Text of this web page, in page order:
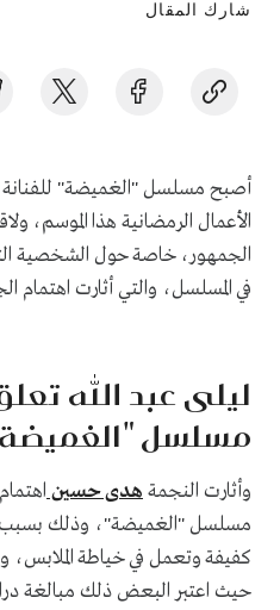
شارك المقال
أصبح مسلسل "الغميضة"
الأعمال الرمضانية هذا الموسم،
الجمهور، خاصة حول الشخصية
في المسلسل، والتي أثارت اهتمام
ليلى عبد الله
مسلسل
وأثارت النجمة هدى حسين
مسلسل "الغميضة"، وذلك
كفيفة وتعمل في خياطة الملابس،
حيث اعتبر البعض ذلك مبالغة